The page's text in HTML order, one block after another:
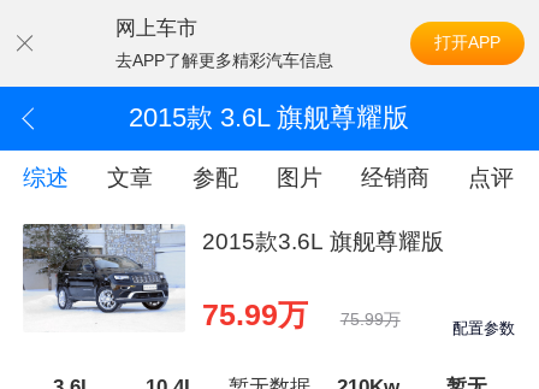
网上车市
去APP了解更多精彩汽车信息
打开APP
2015款 3.6L 旗舰尊耀版
综述 文章 参配 图片 经销商 点评
2015款3.6L 旗舰尊耀版
75.99万 75.99万 配置参数